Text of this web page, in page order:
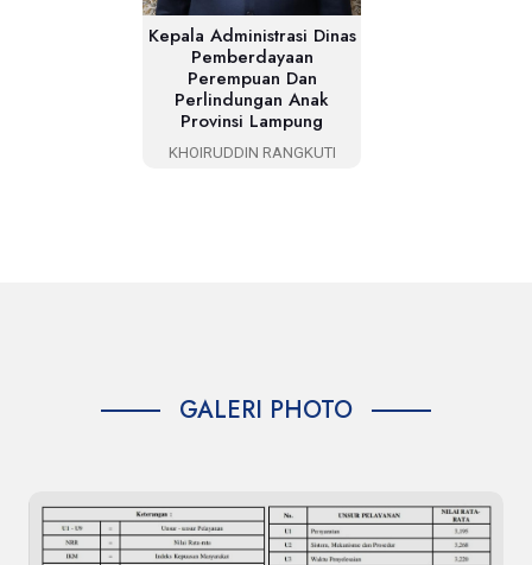
Kepala Administrasi Dinas
Pemberdayaan
Perempuan Dan
Perlindungan Anak
Provinsi Lampung
KHOIRUDDIN RANGKUTI
GALERI PHOTO